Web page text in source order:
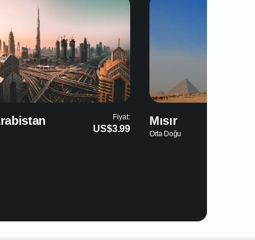
Fiyat:
US$5.49
Fas
Afrika